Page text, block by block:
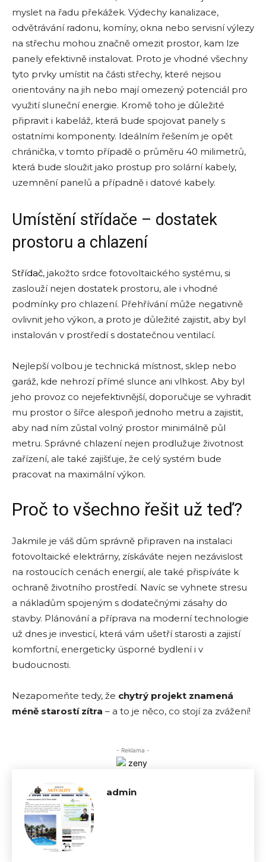
myslet na řadu překážek. Výdechy kanalizace,
odvětrávání radonu, komíny, okna nebo servisní výlezy
na střechu mohou značně omezit prostor, kam lze
panely efektivně instalovat. Proto je vhodné všechny
tyto prvky umístit na části střechy, které nejsou
orientovány na jih nebo mají omezený potenciál pro
využití sluneční energie. Kromě toho je důležité
připravit i kabeláž, která bude spojovat panely s
ostatními komponenty. Ideálním řešením je opět
chránička, v tomto případě o průměru 40 milimetrů,
která bude sloužit jako prostup pro solární kabely,
uzemnění panelů a případně i datové kabely.
Umístění střídače – dostatek
prostoru a chlazení
Střídač, jakožto srdce fotovoltaického systému, si
zaslouží nejen dostatek prostoru, ale i vhodné
podmínky pro chlazení. Přehřívání může negativně
ovlivnit jeho výkon, a proto je důležité zajistit, aby byl
instalován v prostředí s dostatečnou ventilací.
Nejlepší volbou je technická místnost, sklep nebo
garáž, kde nehrozí přímé slunce ani vlhkost. Aby byl
jeho provoz co nejefektivnější, doporučuje se vyhradit
mu prostor o šířce alespoň jednoho metru a zajistit,
aby nad ním zůstal volný prostor minimálně půl
metru. Správné chlazení nejen prodlužuje životnost
zařízení, ale také zajišťuje, že celý systém bude
pracovat na maximální výkon.
Proč to všechno řešit už teď?
Jakmile je váš dům správně připraven na instalaci
fotovoltaické elektrárny, získáváte nejen nezávislost
na rostoucích cenách energií, ale také přispíváte k
ochraně životního prostředí. Navíc se vyhnete stresu
a nákladům spojeným s dodatečnými zásahy do
stavby. Plánování a příprava na moderní technologie
už dnes je investicí, která vám ušetří starosti a zajistí
komfortní, energeticky úsporné bydlení i v
budoucnosti.
Nezapomeňte tedy, že chytrý projekt znamená
méně starostí zítra – a to je něco, co stojí za zvážení!
- Reklama -
admin